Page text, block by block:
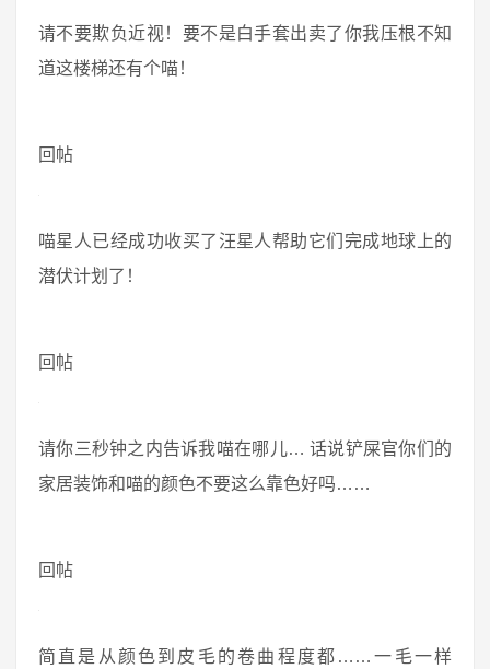
请不要欺负近视！要不是白手套出卖了你我压根不知
道这楼梯还有个喵！
回帖
喵星人已经成功收买了汪星人帮助它们完成地球上的
潜伏计划了！
回帖
请你三秒钟之内告诉我喵在哪儿… 话说铲屎官你们的
家居装饰和喵的颜色不要这么靠色好吗……
回帖
简直是从颜色到皮毛的卷曲程度都……一毛一样